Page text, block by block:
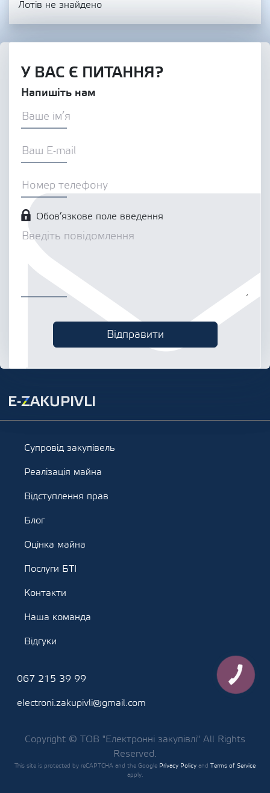
Лотів не знайдено
У ВАС Є ПИТАННЯ?
Напишіть нам
Обов’язкове поле введення
Супровід закупівель
Реалізація майна
Відступлення прав
Блог
Оцінка майна
Послуги БТІ
Контакти
Наша команда
Відгуки
067 215 39 99
electroni.zakupivli@gmail.com
Copyright © ТОВ "Електронні закупівлі" All Rights
Reserved.
This site is protected by reCAPTCHA and the Google Privacy Policy and Terms of Service
apply.
КНОПКА
ЗВ'ЯЗКУ